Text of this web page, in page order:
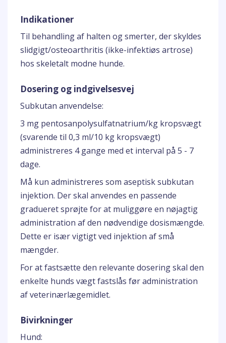
Indikationer
Til behandling af halten og smerter, der skyldes
slidgigt/osteoarthritis (ikke-infektiøs artrose)
hos skeletalt modne hunde.
Dosering og indgivelsesvej
Subkutan anvendelse:
3 mg pentosanpolysulfatnatrium/kg kropsvægt
(svarende til 0,3 ml/10 kg kropsvægt)
administreres 4 gange med et interval på 5 - 7
dage.
Må kun administreres som aseptisk subkutan
injektion. Der skal anvendes en passende
gradueret sprøjte for at muliggøre en nøjagtig
administration af den nødvendige dosismængde.
Dette er især vigtigt ved injektion af små
mængder.
For at fastsætte den relevante dosering skal den
enkelte hunds vægt fastslås før administration
af veterinærlægemidlet.
Bivirkninger
Hund: